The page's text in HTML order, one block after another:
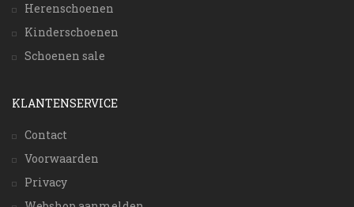
Herenschoenen
Kinderschoenen
Schoenen sale
KLANTENSERVICE
Contact
Voorwaarden
Privacy